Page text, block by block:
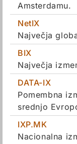
Amsterdamu.
NetIX
Največja
BIX
Največja
DATA-IX
Pomembna
srednjo
IXP.MK
Nacionalna